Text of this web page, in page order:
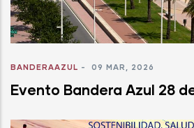
BANDERAAZUL - 09 MAR, 2026
Evento Bandera Azul 28